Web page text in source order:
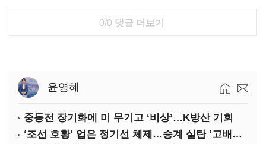
0/0 댓글 더보기
윤영혜
중동전 장기화에 미 무기고 ‘비상’…K방산 기회
‘조선 호황’ 업은 정기선 체제…승계 실탄 ‘고배당’ 주목